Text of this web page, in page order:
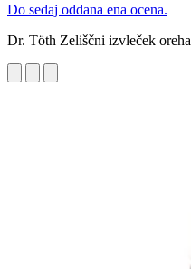
Do sedaj oddana ena ocena.
Dr. Töth Zeliščni izvleček oreha